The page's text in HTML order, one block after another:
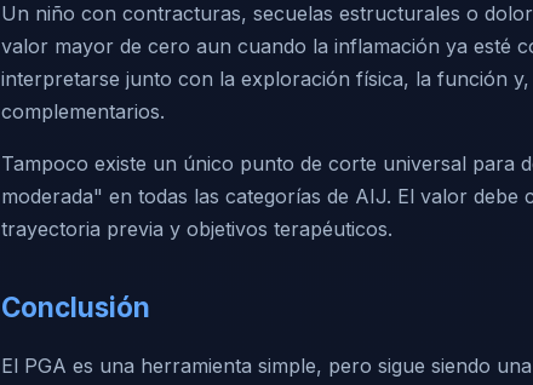
Un niño con contracturas, secuelas estructurales o
valor mayor de cero aun cuando la inflamación ya esté
interpretarse junto con la exploración física, la función
complementarios.
Tampoco existe un único punto de corte universal para
moderada" en todas las categorías de AIJ. El valor debe
trayectoria previa y objetivos terapéuticos.
Conclusión
El PGA es una herramienta simple, pero sigue siendo